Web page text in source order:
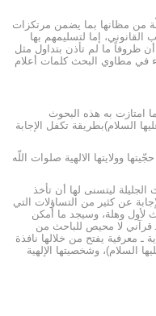
من مظانها بما يضمن مرتكزات
القانوني، إما لتسليمهم بها
ظروفاً ما لم تأذن بتداول مثل
في مطاوي البحث كلمات أعلام
امتازت به هذه البحوث
السلام)بطريقة تكفل الإجابة
وولايتها الالهية صلوات اللّه
ليتسنى لها أن تأخذ
عن كثير من التساؤلات التي
لأول وهلة، وسيجد ما أمكن
قرآني لا محيص للباحث من
ـ معرفية يفتح من خلالها نافذة
السلام)، وشخصيتها الإلهية